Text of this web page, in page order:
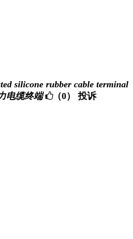
silicone rubber cable terminal
电缆终端
（0） 投诉